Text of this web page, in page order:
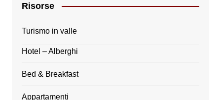
Risorse
Turismo in valle
Hotel – Alberghi
Bed & Breakfast
Appartamenti